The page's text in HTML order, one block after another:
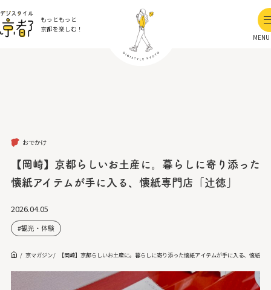
もっともっと
京都を楽しむ！
MENU
おでかけ
【岡崎】京都らしいお土産に。暮らしに寄り添った
懐紙アイテムが手に入る、懐紙専門店「辻徳」
2026.04.05
観光・体験
京マガジン 【岡崎】京都らしいお土産に。暮らしに寄り添った懐紙アイテムが手に入る、懐紙専